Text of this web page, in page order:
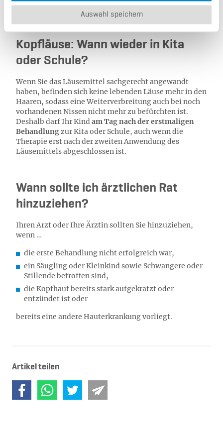
Auswahl speichern
Kopfläuse: Wann wieder in Kita
oder Schule?
Wenn Sie das Läusemittel sachgerecht angewandt
haben, befinden sich keine lebenden Läuse mehr in den
Haaren, sodass eine Weiterverbreitung auch bei noch
vorhandenen Nissen nicht mehr zu befürchten ist.
Deshalb darf Ihr Kind am Tag nach der erstmaligen
Behandlungzur Kita oder Schule, auch wenn die
Therapie erst nach der zweiten Anwendung des
Läusemittels abgeschlossen ist.
Wann sollte ich ärztlichen Rat
hinzuziehen?
Ihren Arzt oder Ihre Ärztin sollten Sie hinzuziehen,
wenn …
die erste Behandlung nicht erfolgreich war,
ein Säugling oder Kleinkind sowie Schwangere oder
Stillende betroffen sind,
die Kopfhaut bereits stark aufgekratzt oder
entzündet ist oder
bereits eine andere Hauterkrankung vorliegt.
Artikel teilen